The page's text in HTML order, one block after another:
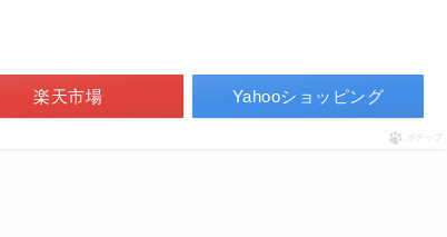
楽天市場 Yahooショッピング
ポチップ